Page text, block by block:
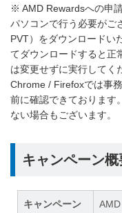
※ AMD Rewardsへの申
パソコンで行う必要がご
PVT）をダウンロードい
てダウンロードすると正
は変更せずに実行してく
Chrome / Firefoxでは事
前に確認できております
ない場合もございます。
キャンペーン概
キャンペーン